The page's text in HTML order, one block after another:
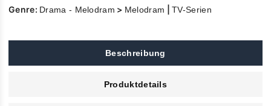
Genre: Drama - Melodram > Melodram |TV-Serien
Beschreibung
Produktdetails